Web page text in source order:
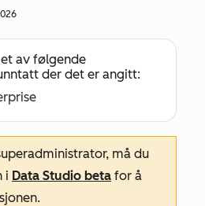
av følgende
der det er angitt:
må du
i Data Studio beta for å